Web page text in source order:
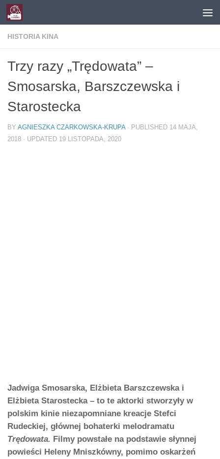
Skip to content
HISTORIA KINA
Trzy razy „Trędowata” –
Smosarska, Barszczewska i
Starostecka
BY AGNIESZKA CZARKOWSKA-KRUPA · PUBLISHED 14 MAJA,
2018 · UPDATED 19 LISTOPADA, 2020
Jadwiga Smosarska, Elżbieta Barszczewska i
Elżbieta Starostecka – to te aktorki stworzyły w
polskim kinie niezapomniane kreacje Stefci
Rudeckiej, głównej bohaterki melodramatu
Trędowata. Filmy powstałe na podstawie słynnej
powieści Heleny Mniszkówny, pomimo oskarżeń